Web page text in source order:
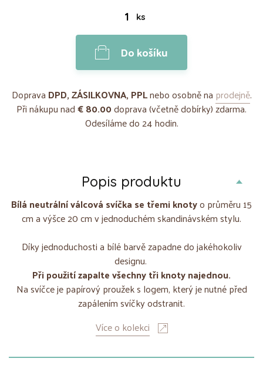
ks
Do košíku
Doprava DPD, ZÁSILKOVNA, PPLnebo osobně na prodejně.
Při nákupu nad€ 80.00doprava (včetně dobírky) zdarma.
Odesíláme do 24 hodin.
Popis produktu
Bílá neutrální válcová svíčka se třemi knotyo průměru 15
cm a výšce 20 cm v jednoduchém skandinávském stylu.
Díky jednoduchosti a bílé barvě zapadne do jakéhokoliv
designu.
Při použití zapalte všechny tři knoty najednou.
Na svíčce je papírový proužek s logem, který je nutné před
zapálením svíčky odstranit.
Více o kolekci